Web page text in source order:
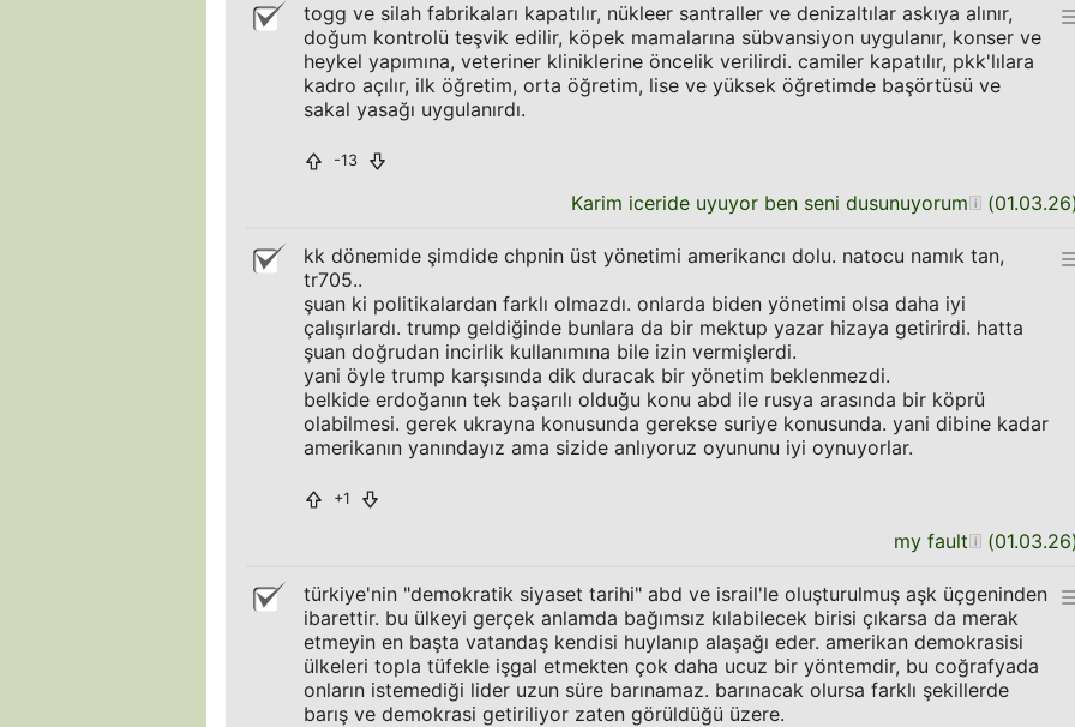
togg ve silah fabrikaları kapatılır, nükleer santraller ve denizaltılar askıya alınır,
doğum kontrolü teşvik edilir, köpek mamalarına sübvansiyon uygulanır, konser ve
heykel yapımına, veteriner kliniklerine öncelik verilirdi. camiler kapatılır, pkk'lılara
kadro açılır, ilk öğretim, orta öğretim, lise ve yüksek öğretimde başörtüsü ve
sakal yasağı uygulanırdı.
-13
Karim iceride uyuyor ben seni dusunuyorum (01.03.26
kk dönemide şimdide chpnin üst yönetimi amerikancı dolu. natocu namık tan,
tr705..
şuan ki politikalardan farklı olmazdı. onlarda biden yönetimi olsa daha iyi
çalışırlardı. trump geldiğinde bunlara da bir mektup yazar hizaya getirirdi. hatta
şuan doğrudan incirlik kullanımına bile izin vermişlerdi.
yani öyle trump karşısında dik duracak bir yönetim beklenmezdi.
belkide erdoğanın tek başarılı olduğu konu abd ile rusya arasında bir köprü
olabilmesi. gerek ukrayna konusunda gerekse suriye konusunda. yani dibine kadar
amerikanın yanındayız ama sizide anlıyoruz oyununu iyi oynuyorlar.
+1
my fault (01.03.26
türkiye'nin "demokratik siyaset tarihi" abd ve israil'le oluşturulmuş aşk üçgeninden
ibarettir. bu ülkeyi gerçek anlamda bağımsız kılabilecek birisi çıkarsa da merak
etmeyin en başta vatandaş kendisi huylanıp alaşağı eder. amerikan demokrasisi
ülkeleri topla tüfekle işgal etmekten çok daha ucuz bir yöntemdir, bu coğrafyada
onların istemediği lider uzun süre barınamaz. barınacak olursa farklı şekillerde
barış ve demokrasi getiriliyor zaten görüldüğü üzere.